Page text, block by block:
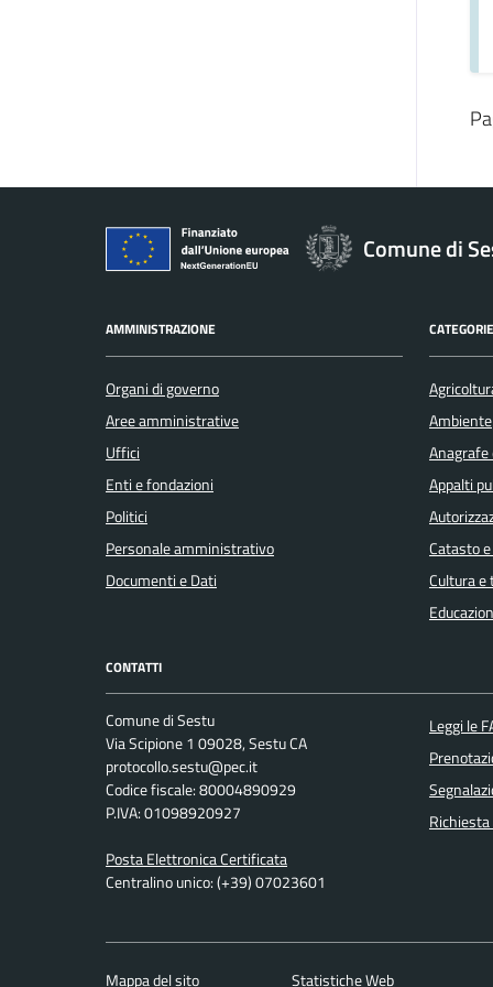
Comune di
AMMINISTRAZIONE
Organi di governo
Aree amministrative
Uffici
Enti e fondazioni
Politici
Personale amministrativo
Documenti e Dati
Ambiente
Appalti
Catasto
Cultura e
CONTATTI
Comune di Sestu
Via Scipione 1 09028, Sestu CA
protocollo.sestu@pec.it
Codice fiscale: 80004890929
P.IVA: 01098920927
Posta Elettronica Certificata
Centralino unico: (+39) 07023601
Leggi le
Mappa del sito Statistiche Web